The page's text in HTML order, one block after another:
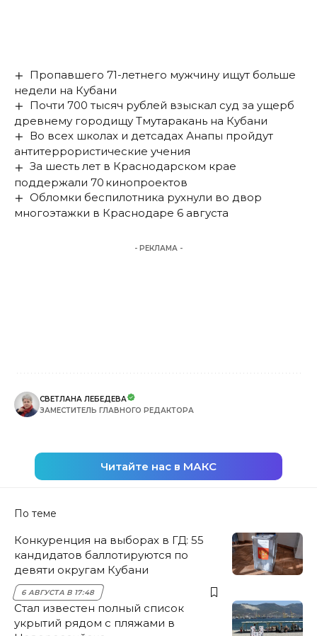
Пропавшего 71-летнего мужчину ищут больше
недели на Кубани
Почти 700 тысяч рублей взыскал суд за ущерб
древнему городищу Тмутаракань на Кубани
Во всех школах и детсадах Анапы пройдут
антитеррористические учения
За шесть лет в Краснодарском крае
поддержали 70 кинопроектов
Обломки беспилотника рухнули во двор
многоэтажки в Краснодаре 6 августа
- РЕКЛАМА -
СВЕТЛАНА ЛЕБЕДЕВА
ЗАМЕСТИТЕЛЬ ГЛАВНОГО РЕДАКТОРА
Читайте нас в МАКС
По теме
Конкуренция на выборах в ГД: 55
кандидатов баллотируются по
девяти округам Кубани
6 АВГУСТА В 17:48
Стал известен полный список
укрытий рядом с пляжами в